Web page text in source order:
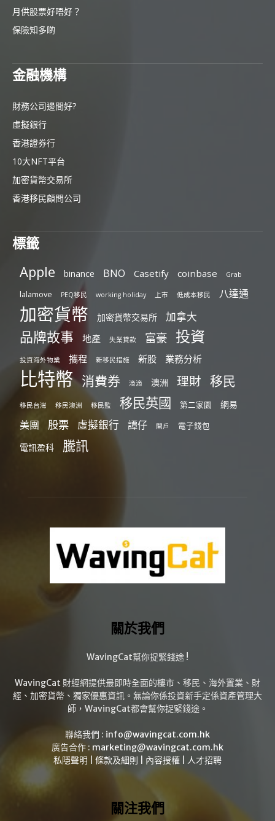
月供股票好唔好？
保險知多啲
金融機構
財務公司邊間好?
虛擬銀行
香港證券行
10大NFT平台
加密貨幣交易所
香港移民顧問公司
標籤
Apple binance BNO Casetify coinbase Grab
lalamove PEQ移民 working holiday 上市 低成本移民 八達通
加密貨幣 加密貨幣交易所 加拿大
品牌故事 地產 失業貸款 富豪 投資
投資海外物業 攜程 新移民措施 新股 業務分析
比特幣 消費券 滴滴 澳洲 理財 移民
移民台灣 移民澳洲 移民監 移民英國 第二家園 網易
美團 股票 虛擬銀行 譚仔 開戶 電子錢包
電訊盈科 騰訊
關於我們
WavingCat幫你捉緊錢途 !
WavingCat 財經網提供最即時全面的樓市、移民、海外置業、財
經、加密貨幣、獨家優惠資訊。無論你係投資新手定係資產管理大
師，WavingCat都會幫你捉緊錢途。
聯絡我們 : info@wavingcat.com.hk
廣告合作 : marketing@wavingcat.com.hk
私隱聲明
條款及細則 內容授權 人才招聘
關注我們